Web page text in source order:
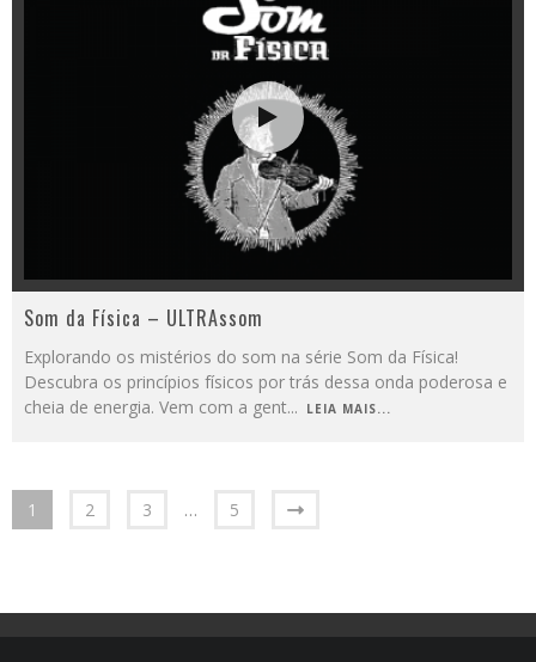
Som da Física – ULTRAssom
Explorando os mistérios do som na série Som da Física!
Descubra os princípios físicos por trás dessa onda poderosa e
cheia de energia. Vem com a gent... LEIA MAIS...
1 2 3 … 5